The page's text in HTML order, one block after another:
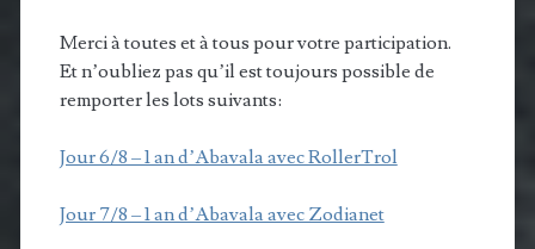
Merci à toutes et à tous pour votre participation.
Et n’oubliez pas qu’il est toujours possible de
remporter les lots suivants:
Jour 6/8 – 1 an d’Abavala avec RollerTrol
Jour 7/8 – 1 an d’Abavala avec Zodianet